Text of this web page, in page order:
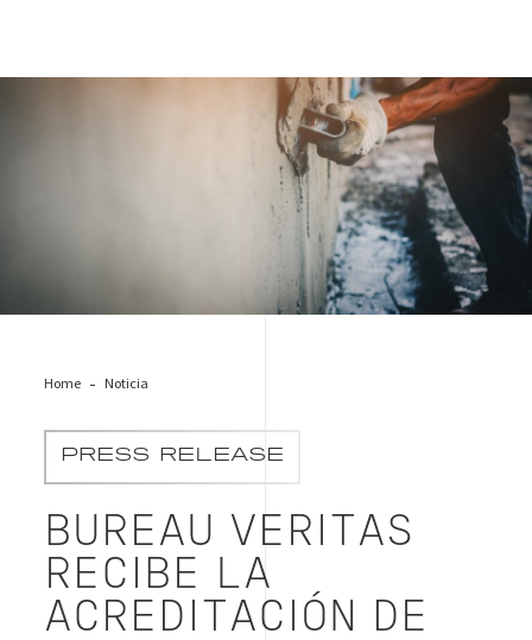
Producción hormigón central certificación
Home Noticia
PRESS RELEASE
BUREAU VERITAS
RECIBE LA
ACREDITACIÓN DE